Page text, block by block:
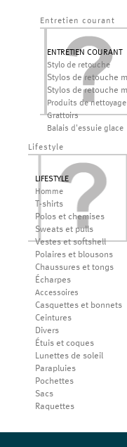
Entretien courant
ENTRETIEN COURANT
Stylo de retouche
Stylos de retouche
Stylos de retouche
Produits de nettoyage
Grattoirs
Balais d'essuie glace
Lifestyle
LIFESTYLE
Homme
T-shirts
Polos et chemises
Sweats et pulls
Vestes et softshell
Polaires et blousons
Chaussures et tongs
Écharpes
Accessoires
Casquettes et bonnets
Ceintures
Divers
Étuis et coques
Lunettes de soleil
Parapluies
Pochettes
Sacs
Raquettes